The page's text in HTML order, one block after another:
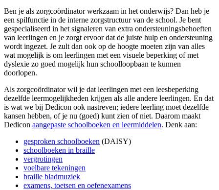
Ben je als zorgcoördinator werkzaam in het onderwijs? Dan heb je
een spilfunctie in de interne zorgstructuur van de school. Je bent
gespecialiseerd in het signaleren van extra ondersteuningsbehoeften
van leerlingen en je zorgt ervoor dat de juiste hulp en ondersteuning
wordt ingezet. Je zult dan ook op de hoogte moeten zijn van alles
wat mogelijk is om leerlingen met een visuele beperking of met
dyslexie zo goed mogelijk hun schoolloopbaan te kunnen
doorlopen.
Als zorgcoördinator wil je dat leerlingen met een leesbeperking
dezelfde leermogelijkheden krijgen als alle andere leerlingen. En dat
is wat we bij Dedicon ook nastreven; iedere leerling moet dezelfde
kansen hebben, of je nu (goed) kunt zien of niet. Daarom maakt
Dedicon aangepaste schoolboeken en leermiddelen. Denk aan:
gesproken schoolboeken (DAISY)
schoolboeken in braille
vergrotingen
voelbare tekeningen
braille bladmuziek
examens, toetsen en oefenexamens